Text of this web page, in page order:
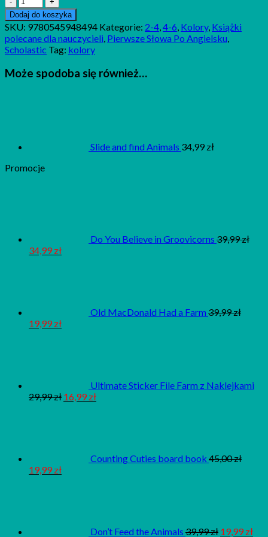
My
first
book
of
Colours
Dodaj do koszyka
SKU: 9780545948494 Kategorie: 2-4,4-6, Kolory, Książki
polecane dla nauczycieli, Pierwsze Słowa Po Angielsku,
Scholastic Tag: kolory
Może spodoba się również…
Slide and find Animals 34,99 zł
Promocje
Do You Believe in Groovicorns 39,99zł
34,99zł
Old MacDonald Had a Farm39,99zł
19,99zł
Ultimate Sticker File Farm z Naklejkami
29,99zł 16,99zł
Counting Cuties board book 45,00zł
19,99zł
Don’t Feed the Animals 39,99zł 19,99zł